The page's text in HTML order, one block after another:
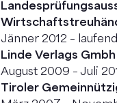
Jänner 2012 – laufend
Linde Verlags Gmbh
August 2009 – Juli
Tiroler